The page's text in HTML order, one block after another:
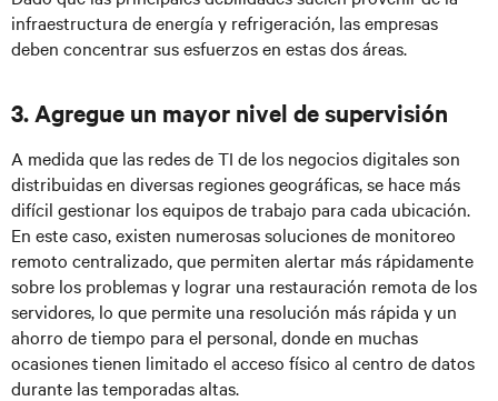
infraestructura de energía y refrigeración, las empresas
deben concentrar sus esfuerzos en estas dos áreas.
3. Agregue un mayor nivel de supervisión
A medida que las redes de TI de los negocios digitales son
distribuidas en diversas regiones geográficas, se hace más
difícil gestionar los equipos de trabajo para cada ubicación.
En este caso, existen numerosas soluciones de monitoreo
remoto centralizado, que permiten alertar más rápidamente
sobre los problemas y lograr una restauración remota de los
servidores, lo que permite una resolución más rápida y un
ahorro de tiempo para el personal, donde en muchas
ocasiones tienen limitado el acceso físico al centro de datos
durante las temporadas altas.